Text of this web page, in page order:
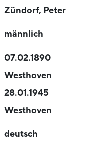
Zündorf, Peter
männlich
07.02.1890
Westhoven
28.01.1945
Westhoven
deutsch